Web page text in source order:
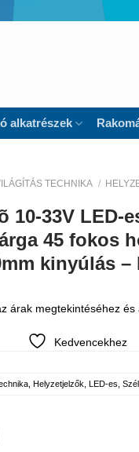
alkatrészek
TECHNIKA /
10-33V LED-
45 fokos
kinyúlás –
árak megtekintéséhez és
Kedvencekhez
Helyzetjelzők LED-es